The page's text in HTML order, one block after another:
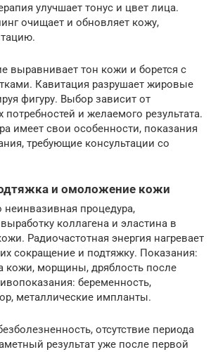
улучшает тонус и цвет лица.
очищает и обновляет кожу,
выравнивает тон кожи и борется с
Кавитация разрушает жировые
фигуру. Выбор зависит от
и желаемого результата.
имеет свои особенности, показания
требующие консультации со
и омоложение кожи
неинвазивная процедура,
коллагена и эластина в
Радиочастотная энергия нагревает
сокращение и подтяжку. Показания:
кожи, морщины, дряблость после
беременность,
металлические импланты.
отсутствие периода
результат уже после первой